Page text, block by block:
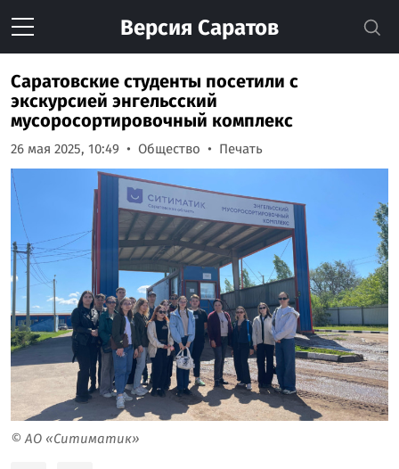
Версия Саратов
Саратовские студенты посетили с
экскурсией энгельсский
мусоросортировочный комплекс
26 мая 2025, 10:49 Общество Печать
© АО «Ситиматик»